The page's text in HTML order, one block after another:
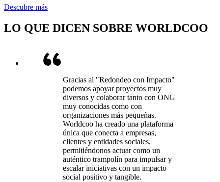
Descubre más
LO QUE DICEN SOBRE WORLDCOO
Gracias al "Redondeo con Impacto"
podemos apoyar proyectos muy
diversos y colaborar tanto con ONG
muy conocidas como con
organizaciones más pequeñas.
Worldcoo ha creado una plataforma
única que conecta a empresas,
clientes y entidades sociales,
permitiéndonos actuar como un
auténtico trampolín para impulsar y
escalar iniciativas con un impacto
social positivo y tangible.